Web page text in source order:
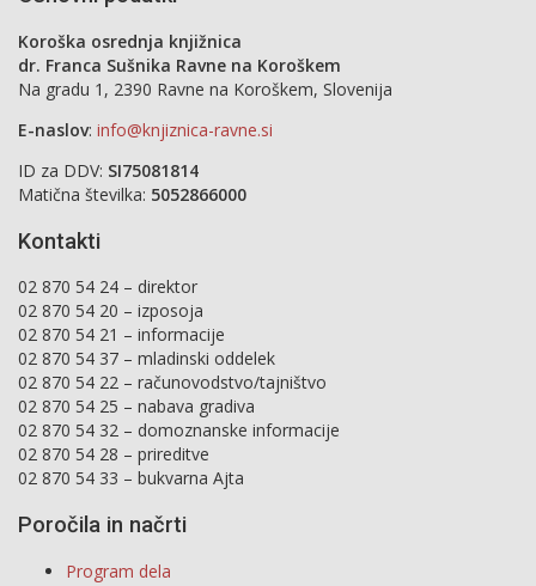
Koroška osrednja knjižnica
dr. Franca Sušnika Ravne na Koroškem
Na gradu 1, 2390 Ravne na Koroškem, Slovenija
E-naslov: info@knjiznica-ravne.si
ID za DDV: SI75081814
Matična številka: 5052866000
Kontakti
02 870 54 24 – direktor
02 870 54 20 – izposoja
02 870 54 21 – informacije
02 870 54 37 – mladinski oddelek
02 870 54 22 – računovodstvo/tajništvo
02 870 54 25 – nabava gradiva
02 870 54 32 – domoznanske informacije
02 870 54 28 – prireditve
02 870 54 33 – bukvarna Ajta
Poročila in načrti
Program dela